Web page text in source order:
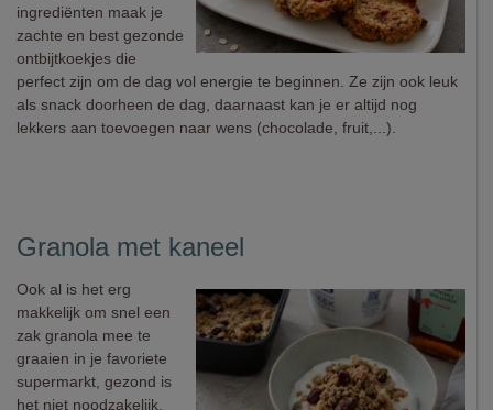
ingrediënten maak je
zachte en best gezonde
ontbijtkoekjes die
perfect zijn om de dag vol energie te beginnen. Ze zijn ook leuk
als snack doorheen de dag, daarnaast kan je er altijd nog
lekkers aan toevoegen naar wens (chocolade, fruit,...).
Granola met kaneel
Ook al is het erg
makkelijk om snel een
zak granola mee te
graaien in je favoriete
supermarkt, gezond is
het niet noodzakelijk.